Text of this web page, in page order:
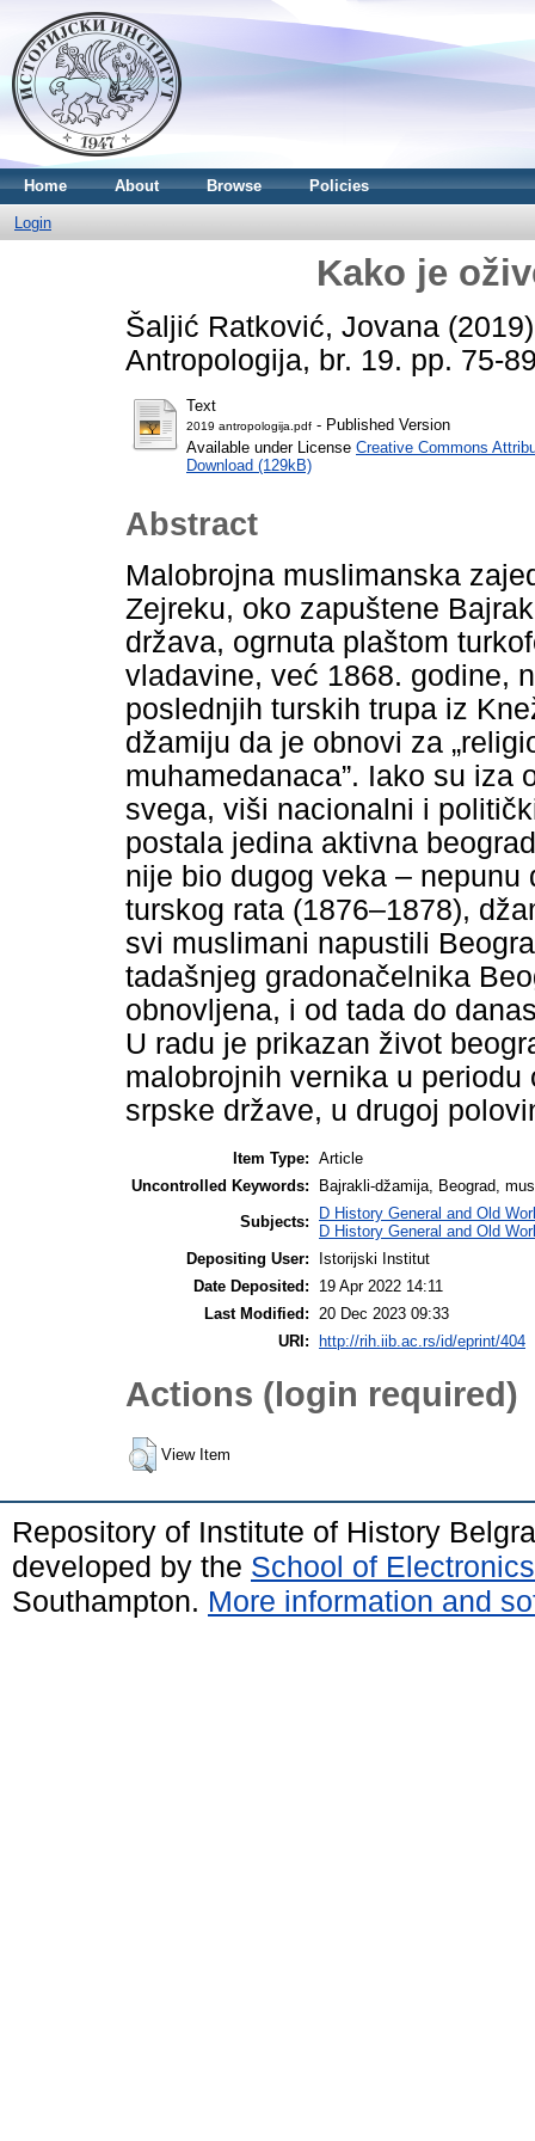
Home About Browse Policies
Login
Kako je
Šaljić Ratković, Jovana
Antropologija, br. 19. pp. 75-
Text
2019 antropologija.pdf - Published Version
Available under License Creative Commons
Download (129kB)
Abstract
Malobrojna muslimanska
Zejreku, oko zapuštene
država, ogrnuta plaštom
vladavine, već 1868. godine,
poslednjih turskih trupa iz
džamiju da je obnovi za
muhamedanaca”. Iako su iza
svega, viši nacionalni i
postala jedina aktivna
nije bio dugog veka –
turskog rata (1876–1878),
svi muslimani napustili
tadašnjeg gradonačelnika
obnovljena, i od tada do
U radu je prikazan život
malobrojnih vernika u
srpske države, u drugoj
Item Type: Article
Uncontrolled Keywords:
Bajrakli-džamija, Beograd,
Subjects:
D History General and Old
D History General and Old
Depositing User:
Istorijski Institut
Date Deposited:
19 Apr 2022 14:11
Last Modified:
20 Dec 2023 09:33
URI:
http://rih.iib.ac.rs/id/eprint/404
Actions (login required)
View Item
Repository of Institute of History
developed by the School of
Southampton. More information and